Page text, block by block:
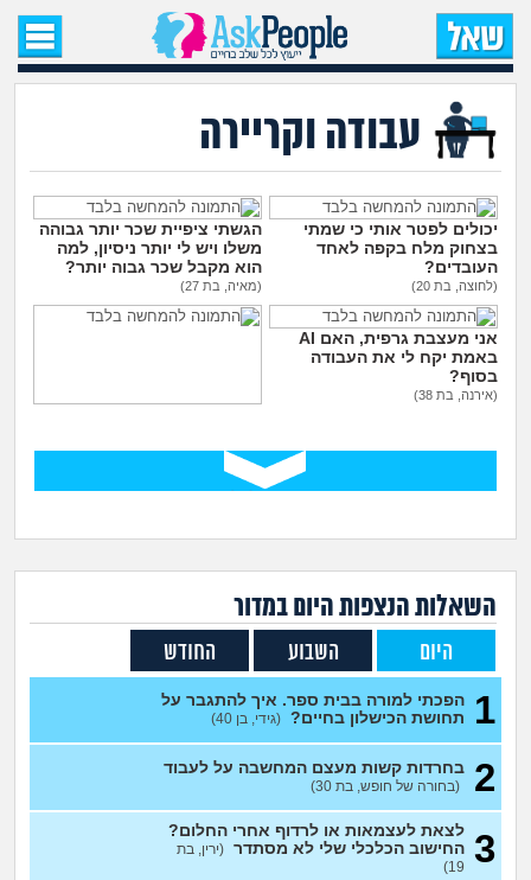
עמוד הבית
שאלות חדשות
שאלות שעוררו עניין
עצות חדשות
מתחם הטיפים
מדורים
זוגיות
הורות ומשפחה
מתבגרים
מהבקו"ם... ועד מתי?!
לימודים וסטודנטים
חיפוש שאלות
הרשמה
עבודה וקריירה
יכולים לפטר אותי כי שמתי
בצחוק מלח בקפה לאחד
העובדים?
(לחוצה, בת 20)
הגשתי ציפיית שכר יותר גבוהה
משלו ויש לי יותר ניסיון, למה
הוא מקבל שכר גבוה יותר?
(מאיה, בת 27)
אני מעצבת גרפית, האם AI
באמת יקח לי את העבודה
בסוף?
(אירנה, בת 38)
(סזרק, בן 27)
השאלות הנצפות היוםבמדור
היום השבוע החודש
1
הפכתי למורה בבית ספר. איך להתגבר על
תחושת הכישלון בחיים? (גידי, בן 40)
2 בחרדות קשות מעצם המחשבה על לעבוד
(בחורה של חופש, בת 30)
3 לצאת לעצמאות או לרדוף אחרי החלום?
החישוב הכלכלי שלי לא מסתדר (ירין, בת
19)